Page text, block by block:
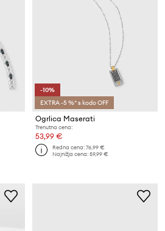
-10%
EXTRA -5 %* s kodo OFF
Ogrlica Maserati
Trenutna cena:
53,99 €
Redna cena:76,99 €
Najnižja cena:59,99 €